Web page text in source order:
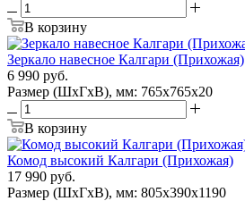
В корзину
Зеркало навесное Калгари (Прихожая)
6 990 руб.
Размер (ШхГхВ), мм: 765х765х20
В корзину
Комод высокий Калгари (Прихожая)
17 990 руб.
Размер (ШхГхВ), мм: 805х390х1190